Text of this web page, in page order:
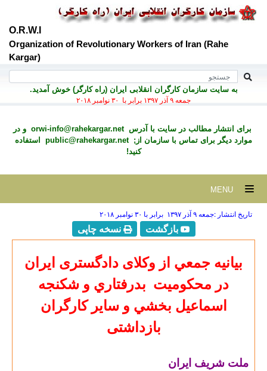
O.R.W.I
Organization of Revolutionary Workers of Iran (Rahe
Kargar)
به سايت سازمان کارگران انقلابی ايران (راه کارگر) خوش آمديد.
جمعه ۹ آذر ۱۳۹۷ برابر با ۳۰ نوامبر ۲۰۱۸
برای انتشار مطالب در سايت با آدرسorwi-info@rahekargar.net و در
موارد ديگر برای تماس با سازمان از;public@rahekargar.net
استفاده
کنید!
تاریخ انتشار :جمعه ۹ آذر ۱۳۹۷ برابر با ۳۰ نوامبر ۲۰۱۸
بازگشت نسخه چاپی
بيانيه جمعي از وكلای دادگستری ايران
در محكوميت بدرفتاري و شكنجه
اسماعيل بخشي و ساير كارگران
بازداشتی
ملت شريف ايران